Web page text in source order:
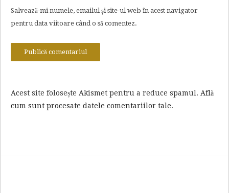
Salvează-mi numele, emailul și site-ul web în acest navigator
pentru data viitoare când o să comentez.
Acest site folosește Akismet pentru a reduce spamul. Află
cum sunt procesate datele comentariilor tale.